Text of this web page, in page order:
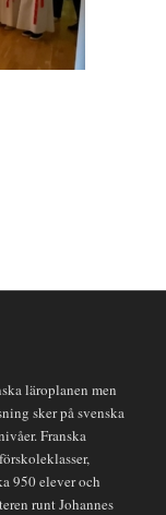
läroplanen men
sker på svenska
Franska
950 elever och
runt Johannes